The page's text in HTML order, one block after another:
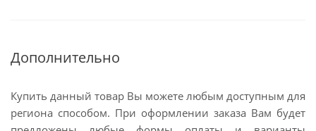
Дополнительно
Купить данный товар Вы можете любым доступным для
региона способом. При оформлении заказа Вам будет